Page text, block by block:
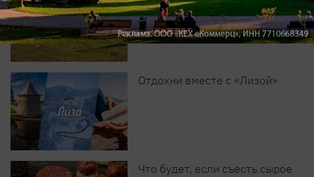
самые красивые фестивали
России в августе
Отдохни вместе с «Лизой»
Что будет, если съесть сырое